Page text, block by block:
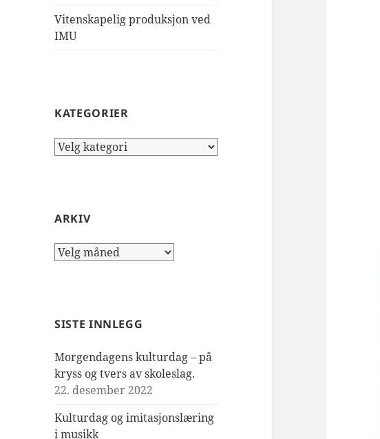
Vitenskapelig produksjon ved
IMU
KATEGORIER
Kategorier
ARKIV
Arkiv
SISTE INNLEGG
Morgendagens kulturdag – på
kryss og tvers av skoleslag.
22. desember 2022
Kulturdag og imitasjonslæring
i musikk